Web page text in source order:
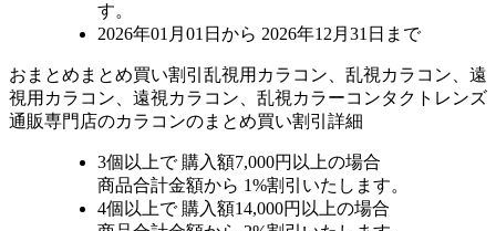
す。
2026年01月01日から 2026年12月31日まで
おまとめ まとめ買い割引 乱視用カラコン、乱視カラコン、遠
視用カラコン、遠視カラコン、乱視カラーコンタクトレンズ
通販専門店のカラコンのまとめ買い割引詳細
3個 以上で 購入額7,000円以上の場合
商品合計金額から 1%割引いたします。
4個 以上で 購入額14,000円以上の場合